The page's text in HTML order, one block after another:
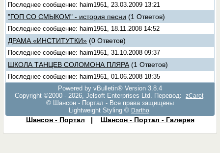
Последнее сообщение: haim1961, 23.03.2009 13:21
"ГОП СО СМЫКОМ" - история песни (1 Ответов)
Последнее сообщение: haim1961, 18.11.2008 14:52
ДРАМА «ИНСТИТУТКИ» (0 Ответов)
Последнее сообщение: haim1961, 31.10.2008 09:37
ШКОЛА ТАНЦЕВ СОЛОМОНА ПЛЯРА (1 Ответов)
Последнее сообщение: haim1961, 01.06.2008 18:35
Powered by vBulletin® Version 3.8.4
Copyright ©2000 - 2026, Jelsoft Enterprises Ltd. Перевод:
zCarot
© Шансон - Портал - Все права защищены
Lightweight Styling © Dartho
Шансон - Портал | Шансон - Портал - Галерея